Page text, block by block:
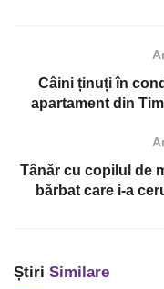
Câini ținuți în
apartament din
Tânăr cu copilul de
bărbat care i-a
Știri Similare